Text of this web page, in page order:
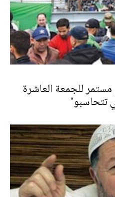
مستمر للجمعة العاشرة
تتحاسبو"